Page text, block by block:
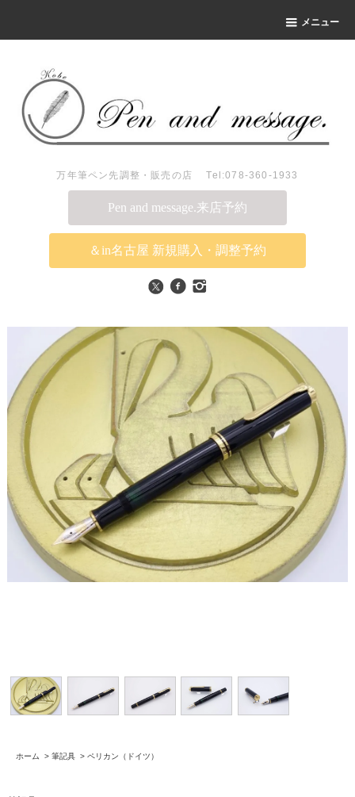
メニュー
万年筆ペン先調整・販売の店 Tel:078-360-1933
Pen and message.来店予約
＆in名古屋 新規購入・調整予約
ホーム > 筆記具 > ペリカン（ドイツ）